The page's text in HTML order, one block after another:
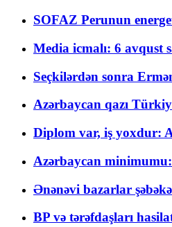
SOFAZ Perunun
Media icmalı: 6 avqust
Seçkilərdən sonra
Azərbaycan qazı
Diplom var, iş yoxdur:
Azərbaycan minimumu:
Ənənəvi bazarlar
BP və tərəfdaşları